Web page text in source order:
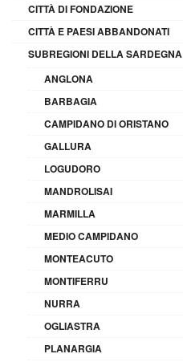
CITTÀ DI FONDAZIONE
CITTÀ E PAESI ABBANDONATI
SUBREGIONI DELLA SARDEGNA
ANGLONA
BARBAGIA
CAMPIDANO DI ORISTANO
GALLURA
LOGUDORO
MANDROLISAI
MARMILLA
MEDIO CAMPIDANO
MONTEACUTO
MONTIFERRU
NURRA
OGLIASTRA
PLANARGIA